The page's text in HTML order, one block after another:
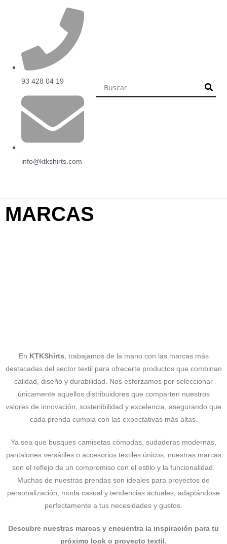
93 428 04 19
info@ktkshirts.com
MARCAS
En KTKShirts , trabajamos de la mano con las marcas más
destacadas del sector textil para ofrecerte productos que combinan
calidad, diseño y durabilidad. Nos esforzamos por seleccionar
únicamente aquellos distribuidores que comparten nuestros
valores de innovación, sostenibilidad y excelencia, asegurando que
cada prenda cumpla con las expectativas más altas.
Ya sea que busques camisetas cómodas, sudaderas modernas,
pantalones versátiles o accesorios textiles únicos, nuestras marcas
son el reflejo de un compromiso con el estilo y la funcionalidad.
Muchas de nuestras prendas son ideales para proyectos de
personalización, moda casual y tendencias actuales, adaptándose
perfectamente a tus necesidades y gustos.
Descubre nuestras marcas y encuentra la inspiración para tu
próximo look o proyecto textil.